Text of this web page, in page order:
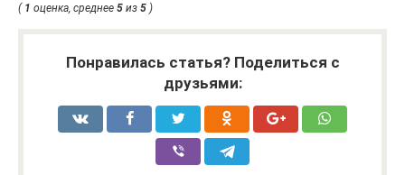
( 1 оценка, среднее 5 из 5 )
Понравилась статья? Поделиться с
друзьями: